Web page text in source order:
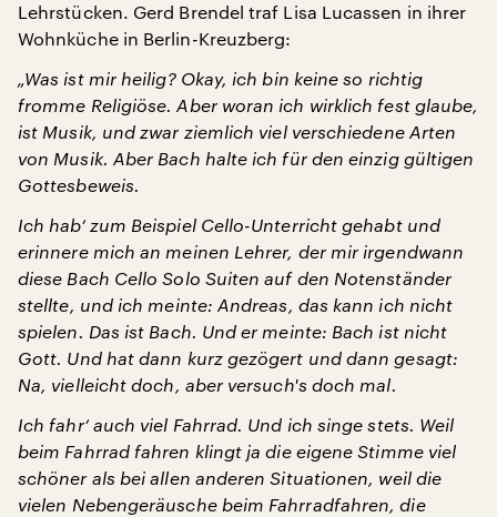
Lehrstücken. Gerd Brendel traf Lisa Lucassen in ihrer
Wohnküche in Berlin-Kreuzberg:
„Was ist mir heilig? Okay, ich bin keine so richtig
fromme Religiöse. Aber woran ich wirklich fest glaube,
ist Musik, und zwar ziemlich viel verschiedene Arten
von Musik. Aber Bach halte ich für den einzig gültigen
Gottesbeweis.
Ich hab‘ zum Beispiel Cello-Unterricht gehabt und
erinnere mich an meinen Lehrer, der mir irgendwann
diese Bach Cello Solo Suiten auf den Notenständer
stellte, und ich meinte: Andreas, das kann ich nicht
spielen. Das ist Bach. Und er meinte: Bach ist nicht
Gott. Und hat dann kurz gezögert und dann gesagt:
Na, vielleicht doch, aber versuch's doch mal.
Ich fahr‘ auch viel Fahrrad. Und ich singe stets. Weil
beim Fahrrad fahren klingt ja die eigene Stimme viel
schöner als bei allen anderen Situationen, weil die
vielen Nebengeräusche beim Fahrradfahren, die